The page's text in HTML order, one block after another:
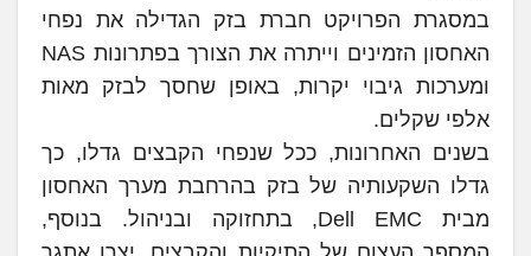
במסגרת הפרויקט חברת בזק הגדילה את נפחי
האחסון הזמינים וייתרה את הצורך בפתרונות NAS
ומערכות גיבוי יקרות, באופן שחסך לבזק מאות
אלפי שקלים.
בשנים האחרונות, ככל שנפחי הקבצים גדלו, כך
גדלו השקעותיה של בזק בהרחבת מערך האחסון
מבית Dell EMC, בתחזוקה ובניהול. בנוסף,